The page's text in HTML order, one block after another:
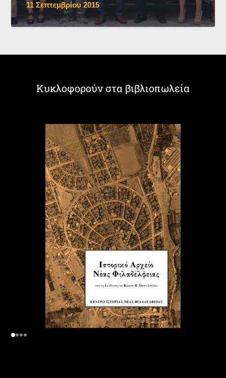
11 Σεπτεμβρίου 2015
Κυκλοφορούν στα βιβλιοπωλεία